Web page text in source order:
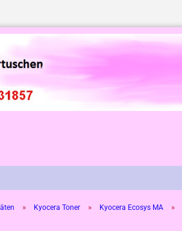
» Kyocera Toner » Kyocera Ecosys MA »